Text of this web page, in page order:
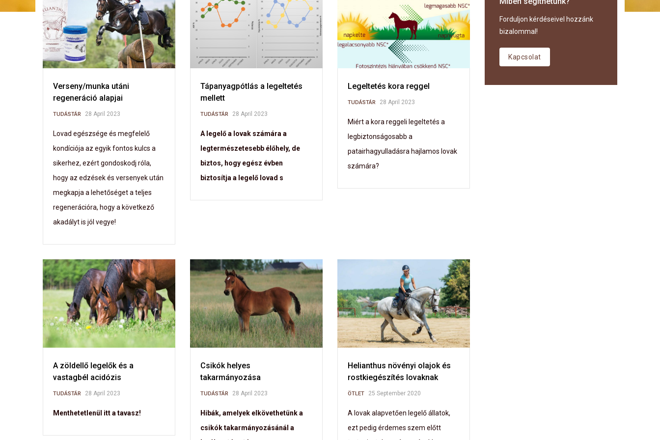
Verseny/munka utáni
regeneráció alapjai
TUDÁSTÁR 28 April 2023
Lovad egészsége és megfelelő
kondíciója az egyik fontos kulcs a
sikerhez, ezért gondoskodj róla,
hogy az edzések és versenyek után
megkapja a lehetőséget a teljes
regenerációra, hogy a következő
akadályt is jól vegye!
Tápanyagpótlás a legeltetés
mellett
TUDÁSTÁR 28 April 2023
A legelő a lovak számára a
legtermészetesebb élőhely, de
biztos, hogy egész évben
biztosítja a legelő lovad s
Legeltetés kora reggel
TUDÁSTÁR 28 April 2023
Miért a kora reggeli legeltetés a
legbiztonságosabb a
patairhagyulladásra hajlamos lovak
számára?
A zöldellő legelők és a
vastagbél acidózis
TUDÁSTÁR 28 April 2023
Menthetetlenül itt a tavasz!
Csikók helyes
takarmányozása
TUDÁSTÁR 28 April 2023
Hibák, amelyek elkövethetünk a
csikók takarmányozásánál a
Helianthus növényi olajok és
rostkiegészítés lovaknak
ÖTLET 25 September 2020
A lovak alapvetően legelő állatok,
ezt pedig érdemes szem előtt
Forduljon kérdéseivel hozzánk
bizalommal!
Kapcsolat